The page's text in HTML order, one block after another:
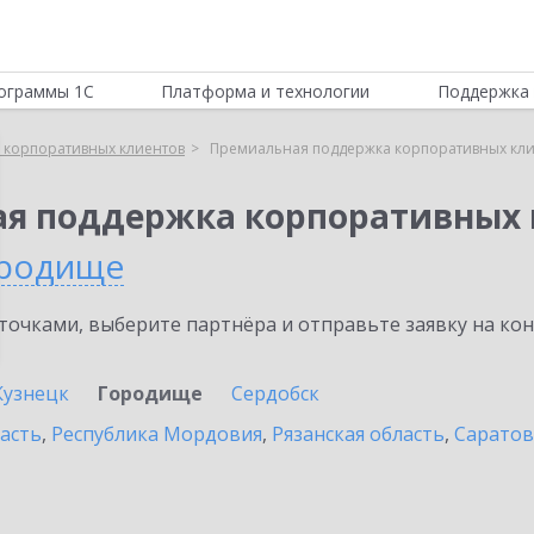
1С Платформа и технологии Поддержка
клиентов Премиальная поддержка корпоративных
поддержка корпоративных
выберите партнёра и отправьте заявку на
Городище
Сердобск
, Республика Мордовия, Рязанская область,